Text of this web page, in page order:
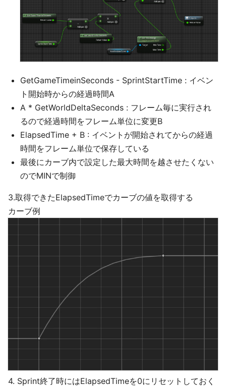
GetGameTimeinSeconds - SprintStartTime : イベン
ト開始時からの経過時間A
A * GetWorldDeltaSeconds : フレーム毎に実行され
るので経過時間をフレーム単位に変更B
ElapsedTime + B : イベントが開始されてからの経過
時間をフレーム単位で保存している
最後にカーブ内で設定した最大時間を越させたくない
のでMINで制御
3.取得できたElapsedTimeでカーブの値を取得する
カーブ例
4. Sprint終了時にはElapsedTimeを0にリセットしておく